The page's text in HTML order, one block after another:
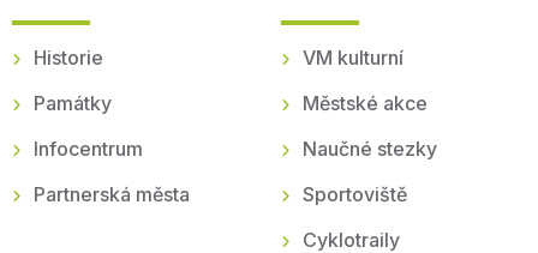
Historie
Památky
Infocentrum
Partnerská města
VM kulturní
Městské akce
Naučné stezky
Sportoviště
Cyklotraily